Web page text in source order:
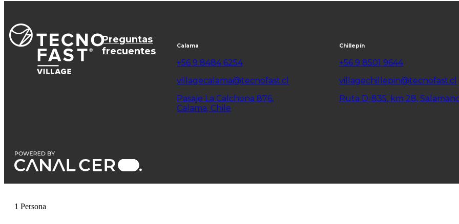
Preguntas
frecuentes
Calama
+56 9 8484 6254
villagecalama@tecnofast.cl
Pasaje La Calchona 876,
Calama, Chile
Chillepín
+56 9 8501 9644
villagechillepin@tecnofast.cl
Ruta D-835, km 28,
1 Persona